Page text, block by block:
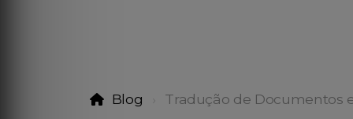
Blog Tradução de Documentos